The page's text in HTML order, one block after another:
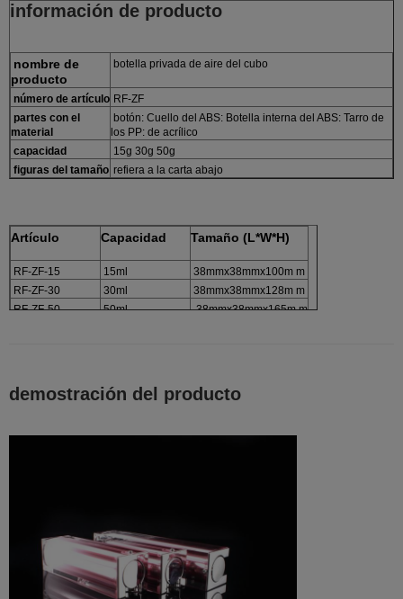
información de producto
nombre de
producto
botella privada de aire del cubo
número de artículo RF-ZF
partes con el
material
botón: Cuello del ABS: Botella interna del ABS: Tarro de
los PP: de acrílico
capacidad
15g 30g 50g
figuras del tamaño refiera a la carta abajo
Artículo Capacidad Tamaño (L*W*H)
RF-ZF-15 15ml
38mmx38mmx100m m
RF-ZF-30
30ml
38mmx38mmx128m m
RF-ZF-50
50ml 38mmx38mmx165m m
demostración del producto